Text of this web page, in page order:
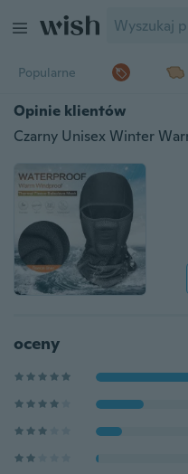
Popularne
Opinie klientów
oceny